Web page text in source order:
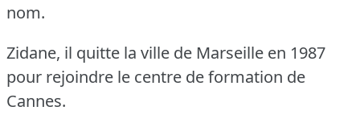
nom.
Zidane, il quitte la ville de Marseille en 1987
pour rejoindre le centre de formation de
Cannes.